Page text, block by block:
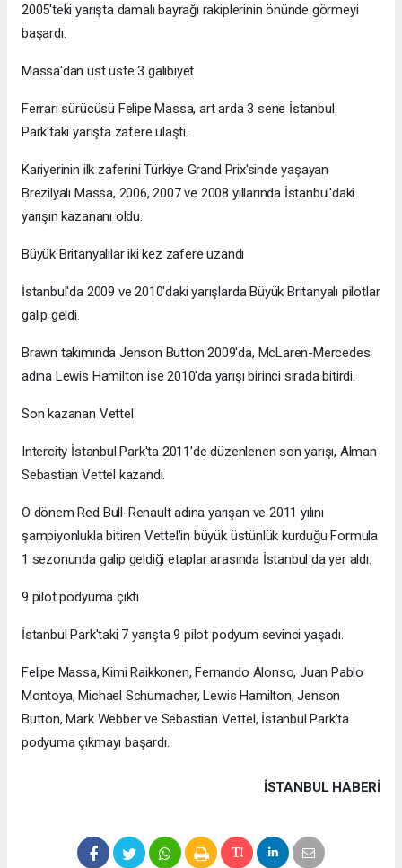
2005'teki yarışta damalı bayrağı rakiplerinin önünde görmeyi
başardı.
Massa'dan üst üste 3 galibiyet
Ferrari sürücüsü Felipe Massa, art arda 3 sene İstanbul
Park'taki yarışta zafere ulaştı.
Kariyerinin ilk zaferini Türkiye Grand Prix'sinde yaşayan
Brezilyalı Massa, 2006, 2007 ve 2008 yıllarında İstanbul'daki
yarışın kazananı oldu.
Büyük Britanyalılar iki kez zafere uzandı
İstanbul'da 2009 ve 2010'daki yarışlarda Büyük Britanyalı pilotlar
galip geldi.
Brawn takımında Jenson Button 2009'da, McLaren-Mercedes
adına Lewis Hamilton ise 2010'da yarışı birinci sırada bitirdi.
Son kazanan Vettel
Intercity İstanbul Park'ta 2011'de düzenlenen son yarışı, Alman
Sebastian Vettel kazandı.
O dönem Red Bull-Renault adına yarışan ve 2011 yılını
şampiyonlukla bitiren Vettel'in büyük üstünlük kurduğu Formula
1 sezonunda galip geldiği etaplar arasında İstanbul da yer aldı.
9 pilot podyuma çıktı
İstanbul Park'taki 7 yarışta 9 pilot podyum sevinci yaşadı.
Felipe Massa, Kimi Raikkonen, Fernando Alonso, Juan Pablo
Montoya, Michael Schumacher, Lewis Hamilton, Jenson
Button, Mark Webber ve Sebastian Vettel, İstanbul Park'ta
podyuma çıkmayı başardı.
İSTANBUL HABERİ